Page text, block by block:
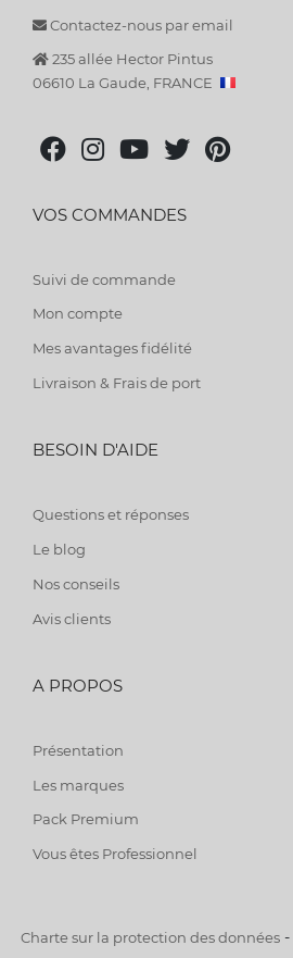
Contactez-nous par email
235 allée Hector Pintus
06610 La Gaude, FRANCE
VOS COMMANDES
Suivi de commande
Mon compte
Mes avantages fidélité
Livraison & Frais de port
BESOIN D'AIDE
Questions et réponses
Le blog
Nos conseils
Avis clients
A PROPOS
Présentation
Les marques
Pack Premium
Vous êtes Professionnel
Charte sur la protection des données-